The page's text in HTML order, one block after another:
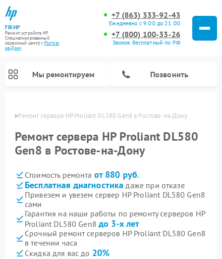
FIX-HP
Ремонт устройств HP
Специализированный
cервисный центр г.Ростов-
на-Дону
+7 (863) 333-92-43
Ежедневно с 9:00 до 21:00
+7 (800) 100-33-26
Звонок бесплатный по РФ
Мы ремонтируем Позвонить
Дону Ремонт сервера HP Proliant DL580 Gen8 в Ростове-на-Дону
Ремонт сервера HP Proliant DL580
Gen8 в Ростове-на-Дону
Стоимость ремонта от 880 руб.
Бесплатная диагностика даже при отказе
Привезем и увезем сервер HP Proliant DL580 Gen8
сами
Гарантия на наши работы по ремонту серверов HP
Proliant DL580 Gen8 до 3-х лет
Срочный ремонт серверов HP Proliant DL580 Gen8
в течении часа
Скидка для вас до 20%